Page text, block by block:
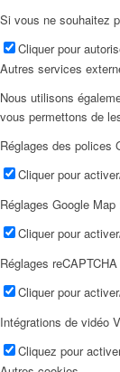
Si vous ne souhaitez
Cliquer pour
Autres services
Nous utilisons
vous permettons de
Réglages des polices
Cliquer pour
Réglages Google Map
Cliquer pour
Réglages reCAPTCHA
Cliquer pour
Intégrations de vidéo
Cliquez pour